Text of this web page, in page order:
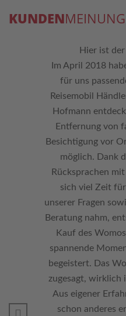
KUNDEN
Hier ist
Im April 2018
für uns
Reisemobil
Hofmann
Entfernung von
Besichtigung vor
möglich. Dank
Rücksprachen
sich viel Zeit
unserer Fragen
Beratung nahm,
Kauf des
spannende
begeistert. Das
zugesagt, wirklich
Aus eigener
schon anderes